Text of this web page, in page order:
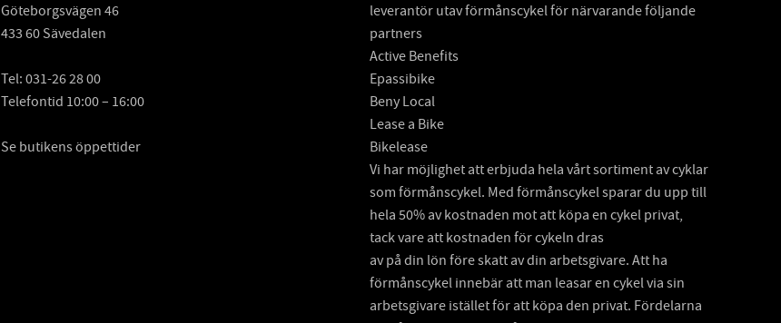
Göteborgsvägen 46
433 60 Sävedalen
Tel:031-26 28 00
Telefontid 10:00 – 16:00
Se butikens öppettider
leverantör utav förmånscykel för närvarande följande
partners
Active Benefits
Epassibike
Beny Local
Lease a Bike
Bikelease
Vi har möjlighet att erbjuda hela vårt sortiment av cyklar
som förmånscykel. Med förmånscykel sparar du upp till
hela 50% av kostnaden mot att köpa en cykel privat,
tack vare att kostnaden för cykeln dras
av på din lön före skatt av din arbetsgivare. Att ha
förmånscykel innebär att man leasar en cykel via sin
arbetsgivare istället för att köpa den privat. Fördelarna